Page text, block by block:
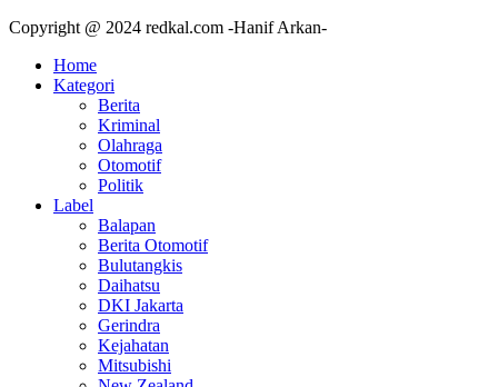
Copyright @ 2024 redkal.com -Hanif Arkan-
Home
Kategori
Berita
Kriminal
Olahraga
Otomotif
Politik
Label
Balapan
Berita Otomotif
Bulutangkis
Daihatsu
DKI Jakarta
Gerindra
Kejahatan
Mitsubishi